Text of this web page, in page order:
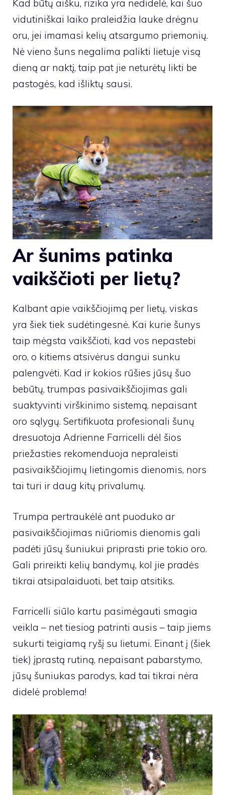
Kad būtų aišku, rizika yra nedidelė, kai šuo
vidutiniškai laiko praleidžia lauke drėgnu
oru, jei imamasi kelių atsargumo priemonių.
Nė vieno šuns negalima palikti lietuje visą
dieną ar naktį, taip pat jie neturėtų likti be
pastogės, kad išliktų sausi.
Ar šunims patinka
vaikščioti per lietų?
Kalbant apie vaikščiojimą per lietų, viskas
yra šiek tiek sudėtingesnė. Kai kurie šunys
taip mėgsta vaikščioti, kad vos nepastebi
oro, o kitiems atsivėrus dangui sunku
palengvėti. Kad ir kokios rūšies jūsų šuo
bebūtų, trumpas pasivaikščiojimas gali
suaktyvinti virškinimo sistemą, nepaisant
oro sąlygų. Sertifikuota profesionali šunų
dresuotoja Adrienne Farricelli dėl šios
priežasties rekomenduoja nepraleisti
pasivaikščiojimų lietingomis dienomis, nors
tai turi ir daug kitų privalumų.
Trumpa pertraukėlė ant puoduko ar
pasivaikščiojimas niūriomis dienomis gali
padėti jūsų šuniukui priprasti prie tokio oro.
Gali prireikti kelių bandymų, kol jie pradės
tikrai atsipalaiduoti, bet taip atsitiks.
Farricelli siūlo kartu pasimėgauti smagia
veikla – net tiesiog patrinti ausis – taip jiems
sukurti teigiamą ryšį su lietumi. Einant į (šiek
tiek) įprastą rutiną, nepaisant pabarstymo,
jūsų šuniukas parodys, kad tai tikrai nėra
didelė problema!